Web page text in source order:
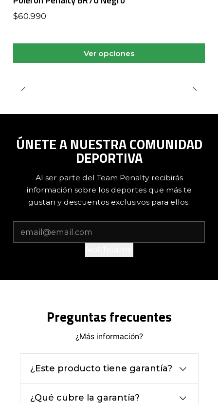
$60.990
Ver opciones
ÚNETE A NUESTRA COMUNIDAD
DEPORTIVA
Al ser parte del Team Penalty recibirás
información sobre los deportes que más te
gustan y descuentos exclusivos para ellos.
Preguntas frecuentes
¿Más información?
¿Este producto tiene garantía?
¿Qué cubre la garantía?